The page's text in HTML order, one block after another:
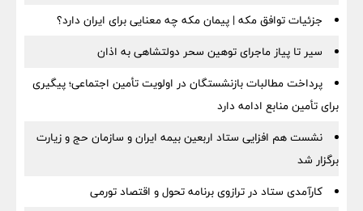
جزئیات توافق مکه | پیمان مکه چه معنایی برای ایران دارد؟
سیر تا پیاز ماجرای توهین سحر دولتشاهی به اذان
پرداخت مطالبات بازنشستگان در اولویت تأمین اجتماعی؛ پیگیری
برای تأمین منابع ادامه دارد
نشست هم افزایی ستاد اربعین بیمه ایران و سازمان حج و زیارت
برگزار شد
کارآمدی ستاد در ترازوی برنامه تحول و اقتصاد تورمی